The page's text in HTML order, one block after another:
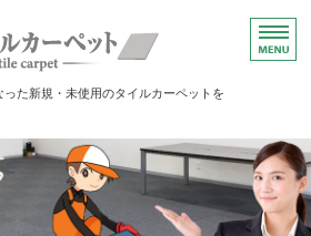
埼玉県川口市
た新規・未使用のタイルカーペットを